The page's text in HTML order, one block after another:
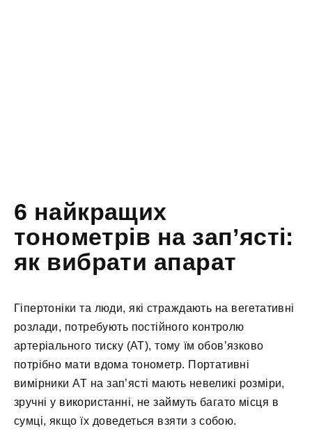
6 найкращих
тонометрів на зап’ясті:
як вибрати апарат
Гіпертоніки та люди, які страждають на вегетативні
розлади, потребують постійного контролю
артеріального тиску (АТ), тому їм обов’язково
потрібно мати вдома тонометр. Портативні
вимірники АТ на зап’ясті мають невеликі розміри,
зручні у використанні, не займуть багато місця в
сумці, якщо їх доведеться взяти з собою.